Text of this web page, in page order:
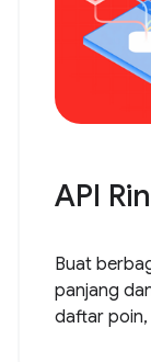
API
Buat
panjang
daftar poin,